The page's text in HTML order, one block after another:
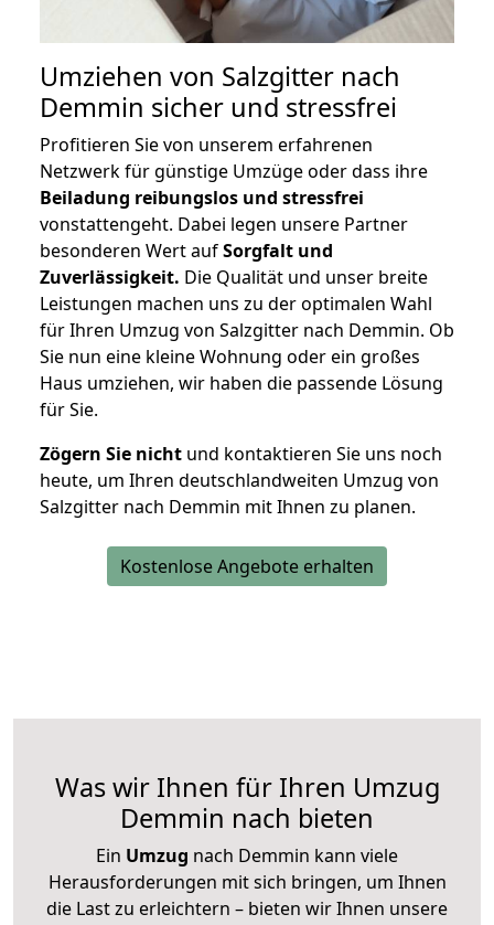
Umziehen von Salzgitter nach
Demmin sicher und stressfrei
Profitieren Sie von unserem erfahrenen
Netzwerk für günstige Umzüge oder dass ihre
Beiladung reibungslos und stressfrei
vonstattengeht. Dabei legen unsere Partner
besonderen Wert aufSorgfalt und
Zuverlässigkeit. Die Qualität und unser breite
Leistungen machen uns zu der optimalen Wahl
für Ihren Umzug von Salzgitter nach Demmin. Ob
Sie nun eine kleine Wohnung oder ein großes
Haus umziehen, wir haben die passende Lösung
für Sie.
Zögern Sie nicht und kontaktieren Sie uns noch
heute, um Ihren deutschlandweiten Umzug von
Salzgitter nach Demmin mit Ihnen zu planen.
Kostenlose Angebote erhalten
Was wir Ihnen für Ihren Umzug
Demmin nach bieten
Ein Umzug nach Demmin kann viele
Herausforderungen mit sich bringen, um Ihnen
die Last zu erleichtern – bieten wir Ihnen unsere